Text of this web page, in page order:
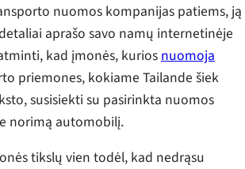
nuomos kompanijas patiems, ją
aprašo savo namų internetinėje
kad įmonės, kuriosnuomoja
priemones, kokiame Tailande šiek
susisiekti su pasirinkta nuomos
norimą automobilį.
tikslų vien todėl, kad nedrąsu